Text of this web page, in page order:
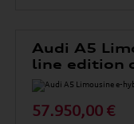
Audi A5
line edition
57.950,00 €